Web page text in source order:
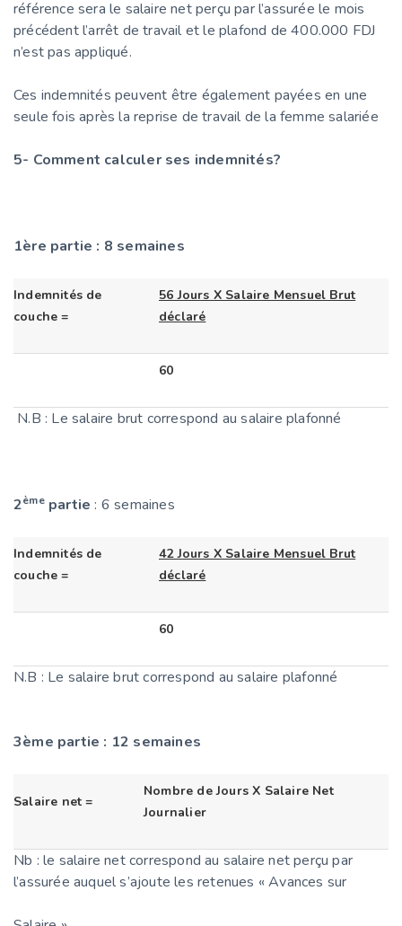
référence sera le salaire net perçu par l’assurée le mois
précédent l’arrêt de travail et le plafond de 400.000 FDJ
n’est pas appliqué.
Ces indemnités peuvent être également payées en une
seule fois après la reprise de travail de la femme salariée
5- Comment calculer ses indemnités?
1ère partie : 8 semaines
Indemnités de
couche =
56 Jours X Salaire Mensuel Brut
déclaré
60
N.B : Le salaire brut correspond au salaire plafonné
2èmepartie: 6 semaines
Indemnités de
couche =
42 Jours X Salaire Mensuel Brut
déclaré
60
N.B : Le salaire brut correspond au salaire plafonné
3ème partie : 12 semaines
Salaire net =
Nombre de Jours X Salaire Net
Journalier
Nb : le salaire net correspond au salaire net perçu par
l’assurée auquel s’ajoute les retenues « Avances sur